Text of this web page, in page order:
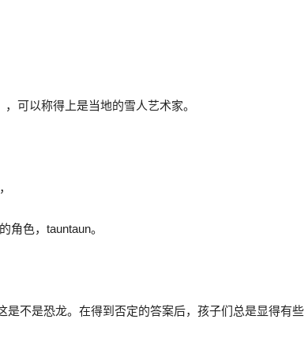
可以称得上是当地的雪人艺术家。
角色，tauntaun。
是不是恐龙。在得到否定的答案后，孩子们总是显得有些